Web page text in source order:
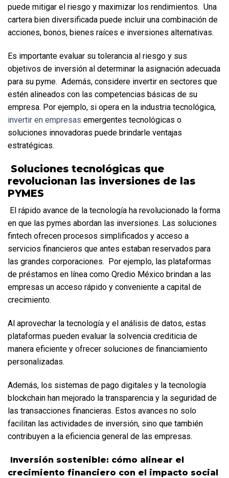
puede mitigar el riesgo y maximizar los rendimientos.  Una
cartera bien diversificada puede incluir una combinación de
acciones, bonos, bienes raíces e inversiones alternativas.
Es importante evaluar su tolerancia al riesgo y sus
objetivos de inversión al determinar la asignación adecuada
para su pyme.  Además, considere invertir en sectores que
estén alineados con las competencias básicas de su
invertir en empresas emergentes tecnológicas o
soluciones innovadoras puede brindarle ventajas
estratégicas.
revolucionan las inversiones de las
PYMES
en que las pymes abordan las inversiones. Las soluciones
fintech ofrecen procesos simplificados y acceso a
servicios financieros que antes estaban reservados para
las grandes corporaciones.  Por ejemplo, las plataformas
de préstamos en línea como Qredio México brindan a las
empresas un acceso rápido y conveniente a capital de
crecimiento.
Al aprovechar la tecnología y el análisis de datos, estas
plataformas pueden evaluar la solvencia crediticia de
manera eficiente y ofrecer soluciones de financiamiento
personalizadas.
Además, los sistemas de pago digitales y la tecnología
blockchain han mejorado la transparencia y la seguridad de
las transacciones financieras. Estos avances no solo
facilitan las actividades de inversión, sino que también
contribuyen a la eficiencia general de las empresas.
crecimiento financiero con el impacto social